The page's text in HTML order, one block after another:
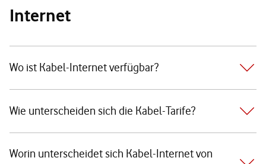
Internet
Wo ist Kabel-Internet verfügbar?
Wie unterscheiden sich die Kabel-Tarife?
Worin unterscheidet sich Kabel-Internet von